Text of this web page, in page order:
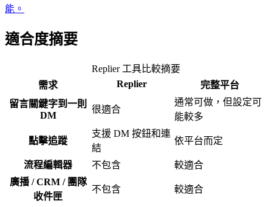
能。
適合度摘要
Replier 工具比較摘要
需求
Replier
完整平台
留言關鍵字到一則
DM
很適合
通常可做，但設定可
能較多
點擊追蹤
支援 DM 按鈕和連
結
依平台而定
流程編輯器 不包含
較適合
廣播 / CRM / 團隊
收件匣
不包含 較適合